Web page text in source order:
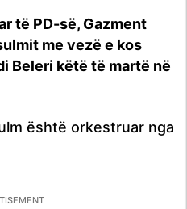
të PD-së, Gazment
me vezë e kos
Beleri këtë të martë në
është orkestruar nga